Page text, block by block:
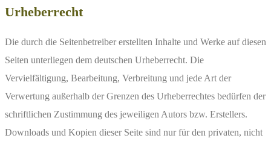
Urheberrecht
Die durch die Seitenbetreiber erstellten Inhalte und Werke auf diesen
Seiten unterliegen dem deutschen Urheberrecht. Die
Vervielfältigung, Bearbeitung, Verbreitung und jede Art der
Verwertung außerhalb der Grenzen des Urheberrechtes bedürfen der
schriftlichen Zustimmung des jeweiligen Autors bzw. Erstellers.
Downloads und Kopien dieser Seite sind nur für den privaten, nicht